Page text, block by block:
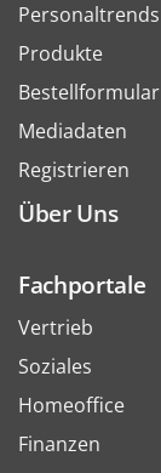
Personaltrends
Produkte
Bestellformular
Mediadaten
Registrieren
Über Uns
Fachportale
Vertrieb
Soziales
Homeoffice
Finanzen